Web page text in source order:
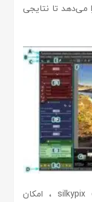
نتایجی
یکی از ویژگی‌های قابل توجه silkypix developer ، امکان